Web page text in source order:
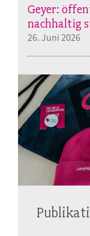
Geyer:
nachhaltig
26. Juni 2026